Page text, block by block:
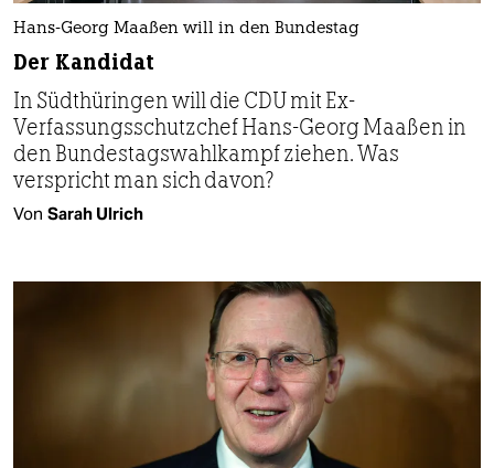
Hans-Georg Maaßen will in den Bundestag
Der Kandidat
In Südthüringen will die CDU mit Ex-
Verfassungsschutzchef Hans-Georg Maaßen in
den Bundestags­wahlkampf ziehen. Was
verspricht man sich davon?
Von Sarah Ulrich